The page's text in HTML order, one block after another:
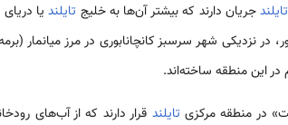
تایلندجریان دارند که بیشتر آن‌ها به خلیج تایلندیا دریای
نزدیکی شهر سرسبز کانچانابوری در مرز میانمار
این منطقه ساخته‌اند.
در منطقه مرکزی تایلند قرار دارند که از آب‌های